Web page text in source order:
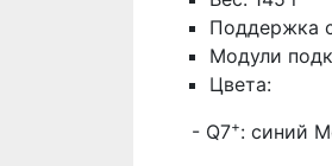
Поддержка
Модули
Цвета:
- Q7+: синий